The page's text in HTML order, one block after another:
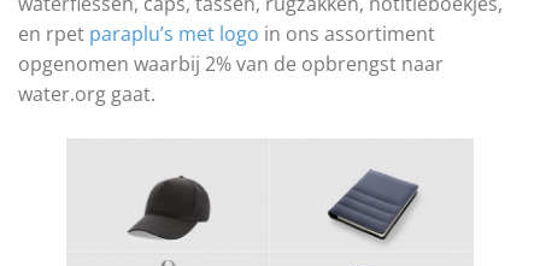
en rpet paraplu’s met logo in ons assortiment
opgenomen waarbij 2% van de opbrengst naar
water.org gaat.